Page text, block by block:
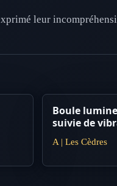
leur
Boule
suivie de
A | Les Cèdres